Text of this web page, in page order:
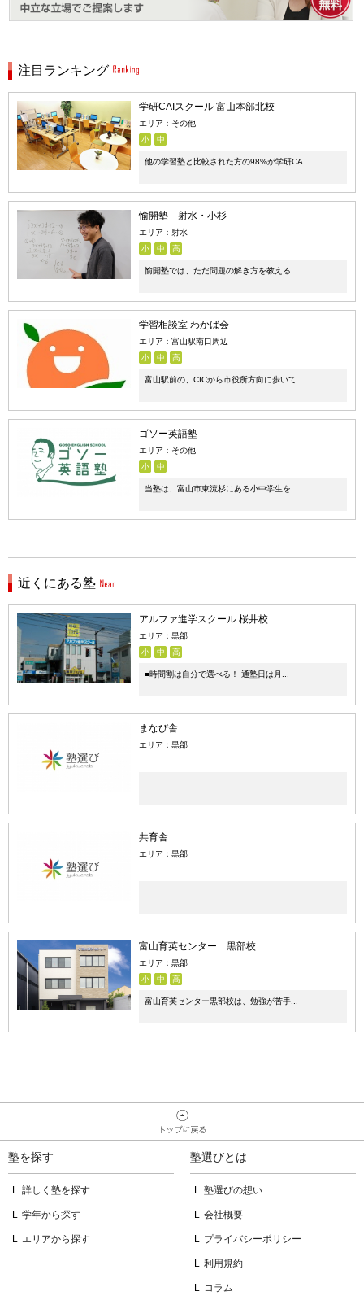
注目ランキング
学研CAIスクール 富山本部北校
エリア：その他
小
中
他の学習塾と比較された方の98%が学研CA...
愉開塾 射水・小杉
エリア：射水
小
中 高
愉開塾では、ただ問題の解き方を教える...
学習相談室 わかば会
エリア：富山駅南口周辺
小
中 高
富山駅前の、CICから市役所方向に歩いて...
ゴソー英語塾
エリア：その他
小
中
当塾は、富山市東流杉にある小中学生を...
近くにある塾
アルファ進学スクール 桜井校
エリア：黒部
小
中 高
■時間割は自分で選べる！ 通塾日は月...
まなび舎
エリア：黒部
共育舎
エリア：黒部
富山育英センター 黒部校
エリア：黒部
小
中 高
富山育英センター黒部校は、勉強が苦手...
塾を探す
詳しく塾を探す
学年から探す
エリアから探す
塾選びとは
塾選びの想い
会社概要
プライバシーポリシー
利用規約
コラム